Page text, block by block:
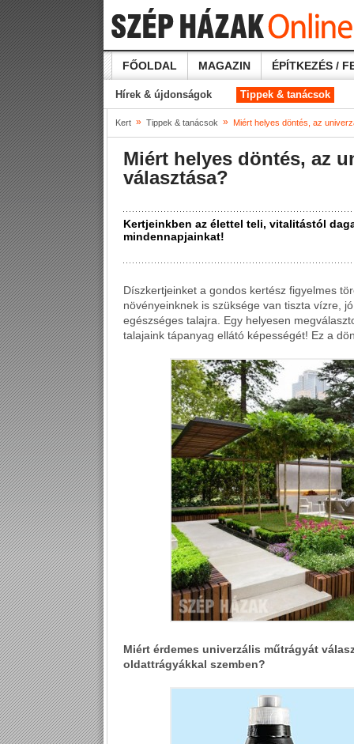
FŐOLDAL MAGAZIN ÉPÍTKEZÉS /
Hírek & újdonságok Tippek & tanácsok
Kert » Tippek & tanácsok » Miért helyes döntés, az
Miért helyes döntés, az
választása?
Kertjeinkben az élettel teli, vitalitástól
mindennapjainkat!
Díszkertjeinket a gondos kertész figyelmes
növényeinknek is szüksége van tiszta vízre,
egészséges talajra. Egy helyesen
talajaink tápanyag ellátó képességét! Ez a
Miért érdemes univerzális műtrágyát
oldattrágyákkal szemben?